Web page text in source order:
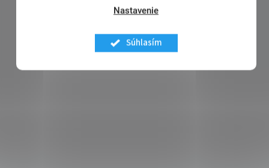
Nastavenie
Súhlasím